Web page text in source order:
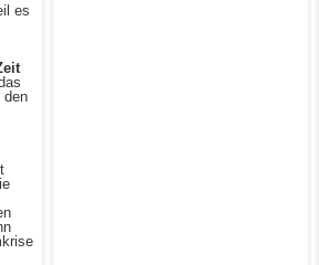
es
den